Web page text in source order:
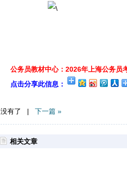
公务员教材中心：2026年上海公务员
点击分享此信息：
没有了 | 下一篇 »
相关文章